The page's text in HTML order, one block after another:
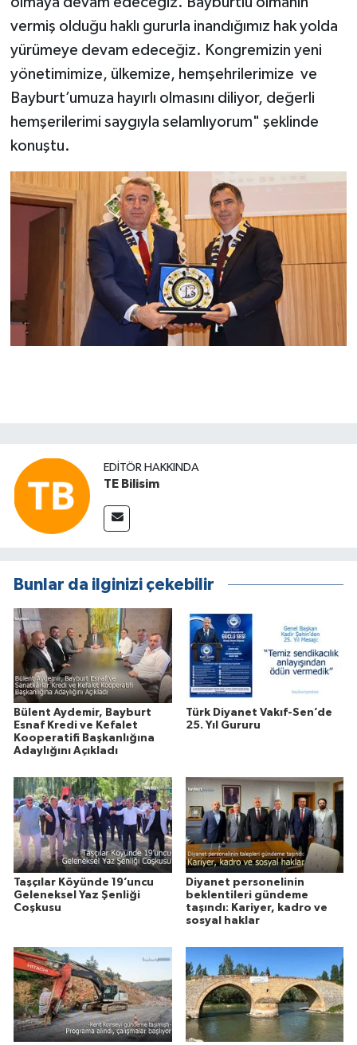
vermiş olduğu haklı gururla inandığımız hak yolda
yürümeye devam edeceğiz. Kongremizin yeni
yönetimimize, ülkemize, hemşehrilerimize ve
Bayburt’umuza hayırlı olmasını diliyor, değerli
hemşerilerimi saygıyla selamlıyorum" şeklinde
konuştu.
EDITÖR HAKKINDA
TE Bilisim
Bunlar da ilginizi çekebilir
Bülent Aydemir, Bayburt
Esnaf Kredi ve Kefalet
Kooperatifi Başkanlığına
Adaylığını Açıkladı
Türk Diyanet Vakıf-Sen’de
25. Yıl Gururu
Taşçılar Köyünde 19’uncu
Geleneksel Yaz Şenliği
Coşkusu
Diyanet personelinin
beklentileri gündeme
taşındı: Kariyer, kadro ve
sosyal haklar